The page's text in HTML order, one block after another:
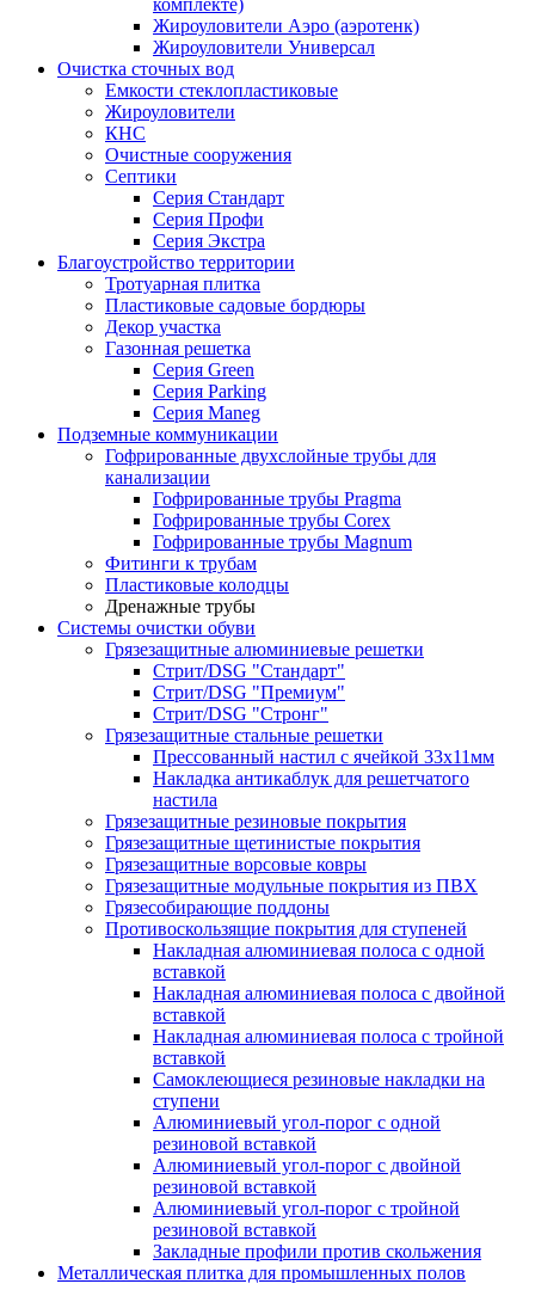
комплекте)
Жироуловители Аэро (аэротенк)
Жироуловители Универсал
Очистка сточных вод
Емкости стеклопластиковые
Жироуловители
КНС
Очистные сооружения
Септики
Серия Стандарт
Серия Профи
Серия Экстра
Благоустройство территории
Тротуарная плитка
Пластиковые садовые бордюры
Декор участка
Газонная решетка
Серия Green
Серия Parking
Серия Maneg
Подземные коммуникации
Гофрированные двухслойные трубы для
канализации
Гофрированные трубы Pragma
Гофрированные трубы Corex
Гофрированные трубы Magnum
Фитинги к трубам
Пластиковые колодцы
Дренажные трубы
Системы очистки обуви
Грязезащитные алюминиевые решетки
Стрит/DSG "Стандарт"
Стрит/DSG "Премиум"
Стрит/DSG "Стронг"
Грязезащитные стальные решетки
Прессованный настил с ячейкой 33х11мм
Накладка антикаблук для решетчатого
настила
Грязезащитные резиновые покрытия
Грязезащитные щетинистые покрытия
Грязезащитные ворсовые ковры
Грязезащитные модульные покрытия из ПВХ
Грязесобирающие поддоны
Противоскользящие покрытия для ступеней
Накладная алюминиевая полоса с одной
вставкой
Накладная алюминиевая полоса с двойной
вставкой
Накладная алюминиевая полоса с тройной
вставкой
Самоклеющиеся резиновые накладки на
ступени
Алюминиевый угол-порог с одной
резиновой вставкой
Алюминиевый угол-порог с двойной
резиновой вставкой
Алюминиевый угол-порог с тройной
резиновой вставкой
Закладные профили против скольжения
Металлическая плитка для промышленных полов